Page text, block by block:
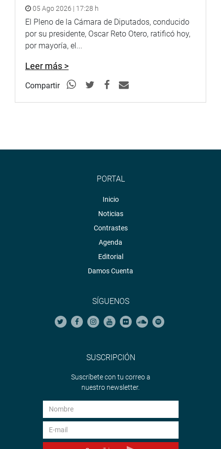
05 Ago 2026 | 17:28 h
El Pleno de la Cámara de Diputados, conducido
por su presidente, Oscar Reto Otero, ratificó hoy,
por mayoría, el...
Leer más >
Compartir
PORTAL
Inicio
Noticias
Contrastes
Agenda
Editorial
Damos Cuenta
SÍGUENOS
SUSCRIPCIÓN
Suscríbete con tu correo a
nuestro newsletter.